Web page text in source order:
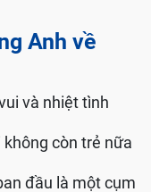
Anh về
và nhiệt tình
còn trẻ nữa
đầu là một cụm